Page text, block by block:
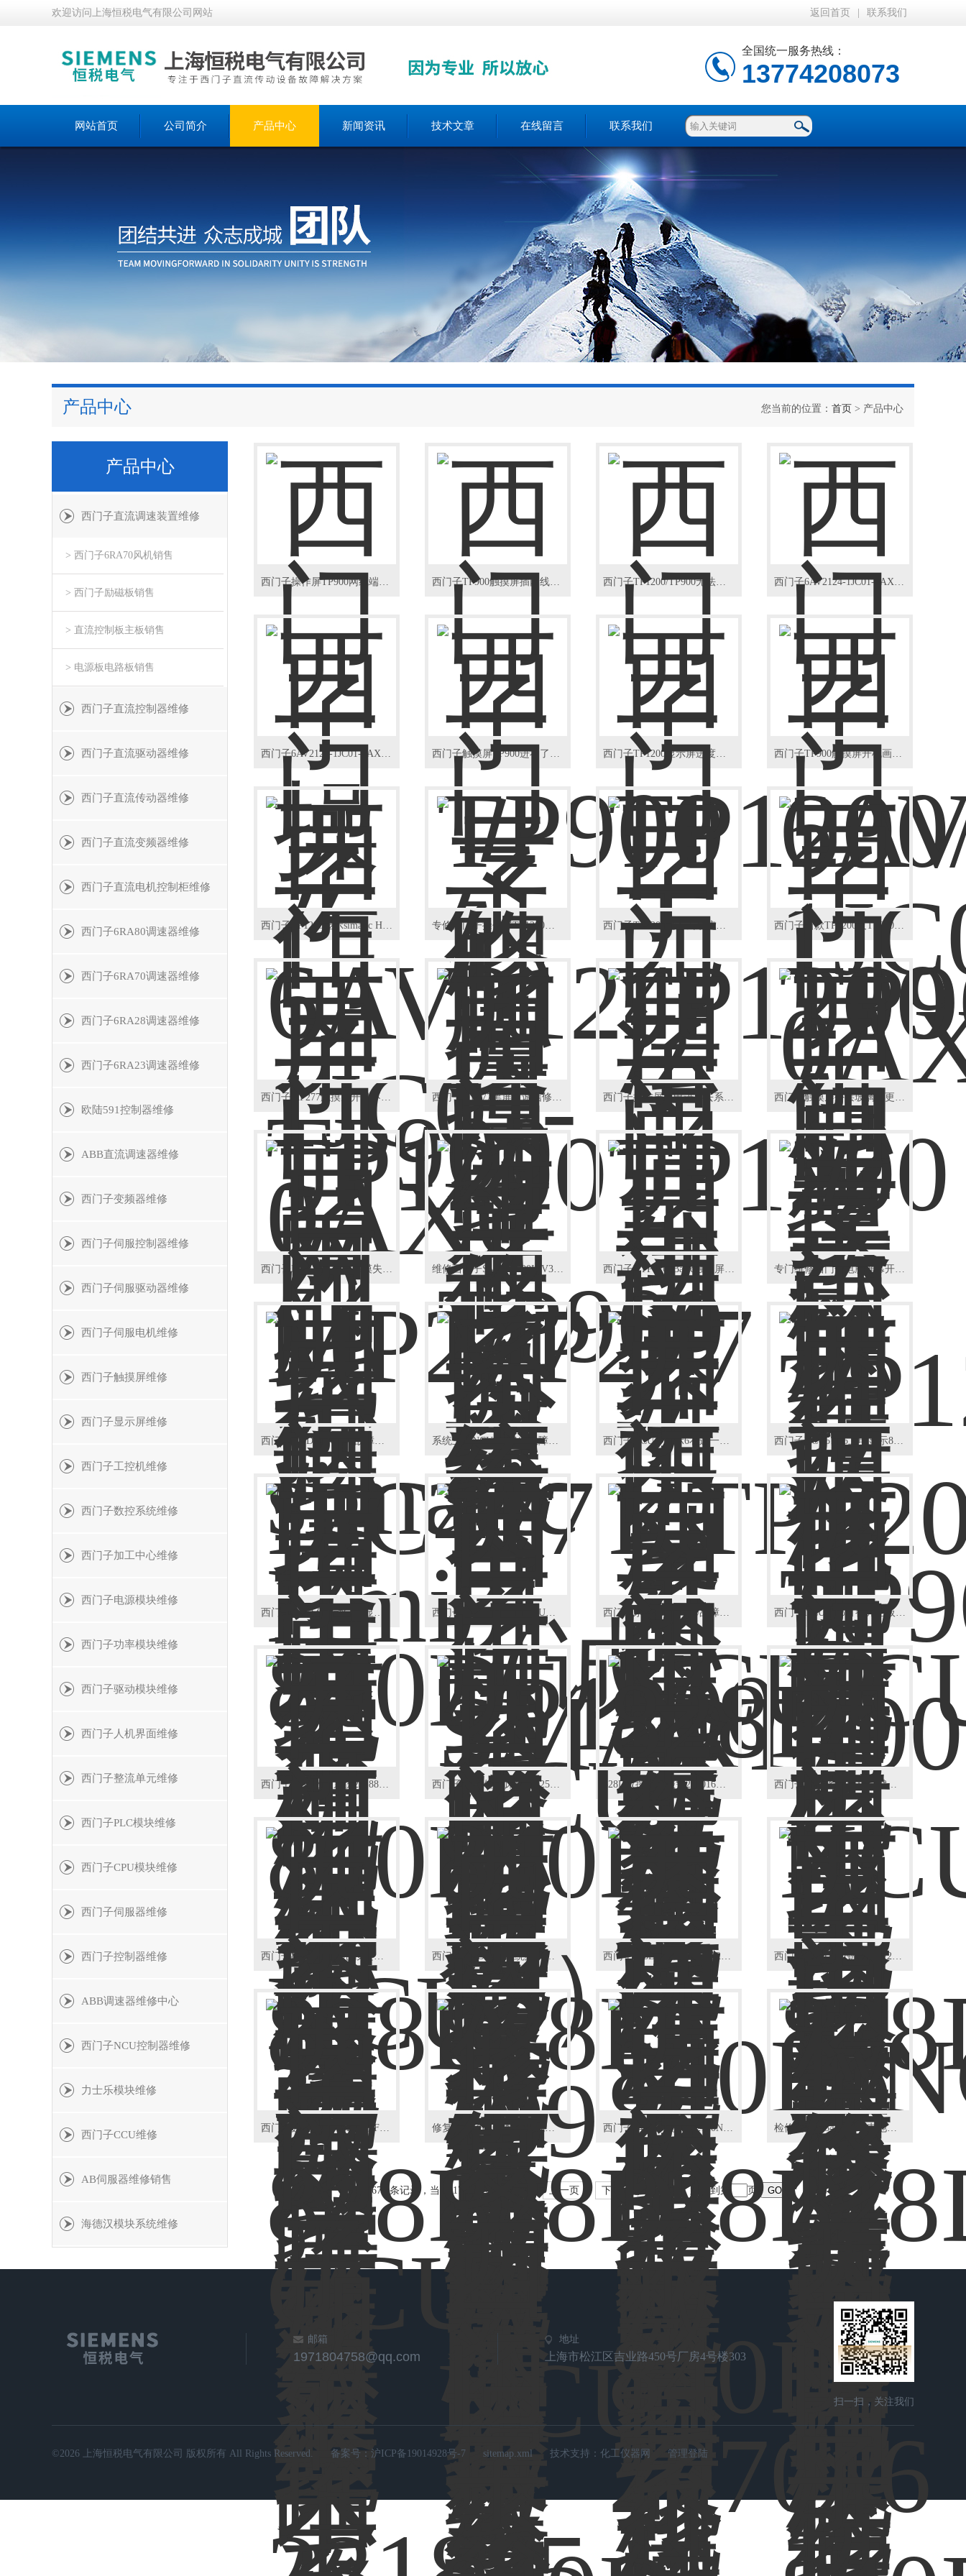
欢迎访问上海恒税电气有限公司网站 返回首页 联系我们
全国统一服务热线：
13774208073
网站首页 公司简介 产品中心 新闻资讯 技术文章 在线留言 联系我们
产品中心 您当前的位置： 首页 > 产品中心
产品中心
西门子直流调速装置维修
> 西门子6RA70风机销售
> 西门子励磁板销售
> 直流控制板主板销售
> 电源板电路板销售
西门子直流控制器维修
西门子直流驱动器维修
西门子直流传动器维修
西门子直流变频器维修
西门子直流电机控制柜维修
西门子6RA80调速器维修
西门子6RA70调速器维修
西门子6RA28调速器维修
西门子6RA23调速器维修
欧陆591控制器维修
ABB直流调速器维修
西门子变频器维修
西门子伺服控制器维修
西门子伺服驱动器维修
西门子伺服电机维修
西门子触摸屏维修
西门子显示屏维修
西门子工控机维修
西门子数控系统维修
西门子加工中心维修
西门子电源模块维修
西门子功率模块维修
西门子驱动模块维修
西门子人机界面维修
西门子整流单元维修
西门子PLC模块维修
西门子CPU模块维修
西门子伺服器维修
西门子控制器维修
ABB调速器维修中心
西门子NCU控制器维修
力士乐模块维修
西门子CCU维修
AB伺服器维修销售
海德汉模块系统维修
西门子操作屏TP900网线端口不通讯故障 西门子TP900触摸屏插网线口坏修理 西门子TP1200/TP900无法启动开不了机维修 西门子6AV2124-1JC01-0AX0显示屏上电死机
西门子6AV2124-1JC01-0AX0触摸屏进不了系统 西门子触摸屏TP900进不了系统死机诊断恢复 西门子TP1200显示屏进度条不动死机维修 西门子TP900触摸屏开机画面不动维修
西门子TP1200显示simatic Hmi死机维修 专修西门子操作屏TP1200上电死机画面不动 西门子TP1200进不去系统死机维修 西门子新款TP1200及TP900进不去系统维修
西门子MP277触摸屏开机不亮维修 西门子MP277黑屏（诚信修复）液晶屏碎维修 西门子操作屏上电进不去系统问题修理 西门子触摸屏外层玻璃坏更换维修
西门子IPC477工控机触摸失灵当天修好 维修西门子SMART700IEV3触摸屏按键失灵 西门子KTP1200Basic触摸屏启进不去系统处理 专门维修西门子电脑屏幕开机卡死进不了系统
西门子840D机床NCU故障维修 系统主机NCU报警109故障维修（西门子） 西门子NCU不显示6右边一排指示灯亮维修 西门子NCU572.5上电显示8代码维修
西门子840D不启动CCU显示113维修 西门子840D数控系统NCU数据丢失维修 西门子系统840D/NCU故障维修 西门子NCU全部灯都亮主板坏维修
西门子828D数控系统231885故障排除 西门子828D镗铣床报警025201（当天可修好） 828D数控铣床报警207016（西门子） 西门子828D系统面板按键全部失灵修复
西门子828D加工中心按键坏没反应维修 西门子828D数控系统黑屏花屏闪屏维修 西门子828D数控机床报警231110维修 西门子828D龙门铣床报警231135故障
西门子数控系统828D报警F07439故障维修 修复西门子840D数控系统报警显示2000 西门子840D系统风扇2120NCK报警维修 检修西门子840D系统电池报警2102NCK维修
共 2676 条记录，当前 17 / 67 页 上一页 下一页 跳转到第 页
邮箱
1971804758@qq.com
地址
上海市松江区吉业路450号厂房4号楼303
扫一扫，关注我们
©2026 上海恒税电气有限公司 版权所有 All Rights Reserved. 备案号： 沪ICP备19014928号-7 sitemap.xml 技术支持： 化工仪器网 管理登陆